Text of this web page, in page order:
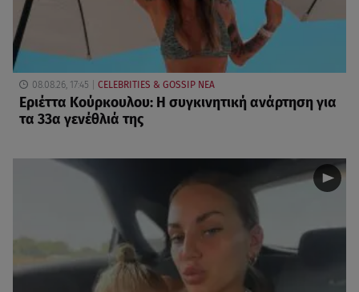
08.08.26, 17:45 CELEBRITIES & GOSSIP ΝΕΑ
Εριέττα Κούρκουλου: Η συγκινητική ανάρτηση για
τα 33α γενέθλιά της